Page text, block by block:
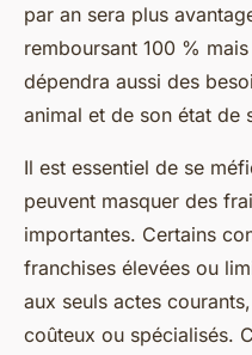
par an sera plus
remboursant 100 %
dépendra aussi des
animal et de son état de
Il est essentiel de se
peuvent masquer des
importantes. Certains
franchises élevées ou
aux seuls actes
coûteux ou spécialisés.